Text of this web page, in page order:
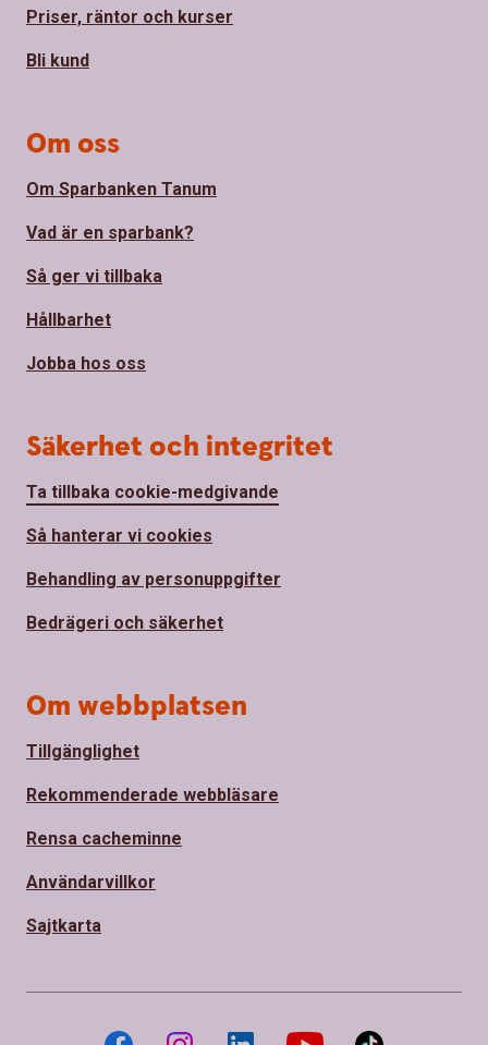
Priser, räntor och kurser
Bli kund
Om oss
Om Sparbanken Tanum
Vad är en sparbank?
Så ger vi tillbaka
Hållbarhet
Jobba hos oss
Säkerhet och integritet
Ta tillbaka cookie-medgivande
Så hanterar vi cookies
Behandling av personuppgifter
Bedrägeri och säkerhet
Om webbplatsen
Tillgänglighet
Rekommenderade webbläsare
Rensa cacheminne
Användarvillkor
Sajtkarta